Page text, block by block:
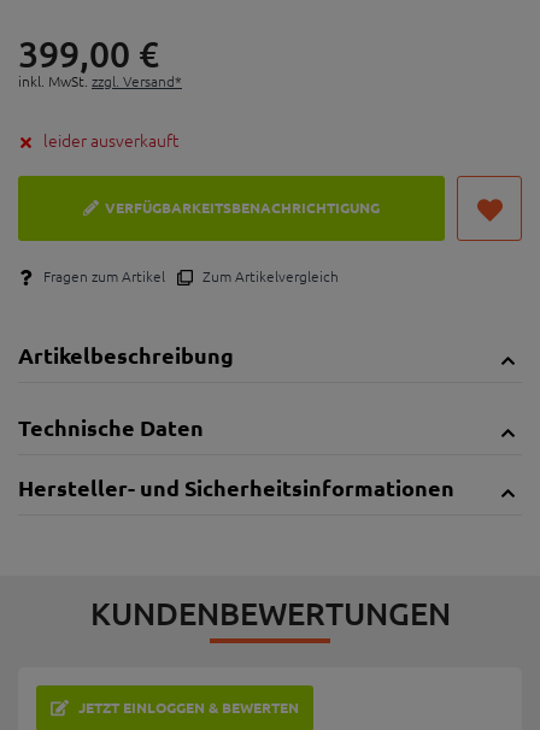
399,00 €
inkl. MwSt. zzgl. Versand*
leider ausverkauft
VERFÜGBARKEITSBENACHRICHTIGUNG
Fragen zum Artikel Zum Artikelvergleich
Artikelbeschreibung
Technische Daten
Hersteller- und Sicherheitsinformationen
KUNDENBEWERTUNGEN
JETZT EINLOGGEN & BEWERTEN